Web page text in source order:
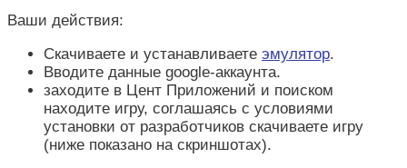
Ваши действия:
Скачиваете и устанавливаете эмулятор.
Вводите данные google-аккаунта.
заходите в Цент Приложений и поиском
находите игру, соглашаясь с условиями
установки от разработчиков скачиваете игру
(ниже показано на скриншотах).